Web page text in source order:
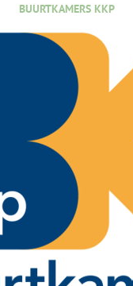
BUURTKAMERS KKP